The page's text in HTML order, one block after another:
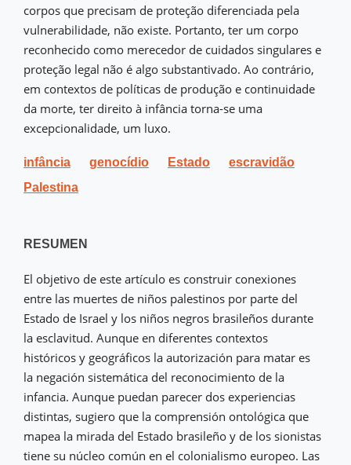
corpos que precisam de proteção diferenciada pela
vulnerabilidade, não existe. Portanto, ter um corpo
reconhecido como merecedor de cuidados singulares e
proteção legal não é algo substantivado. Ao contrário,
em contextos de políticas de produção e continuidade
da morte, ter direito à infância torna-se uma
excepcionalidade, um luxo.
infância genocídio Estado
escravidão
Palestina
RESUMEN
El objetivo de este artículo es construir conexiones
entre las muertes de niños palestinos por parte del
Estado de Israel y los niños negros brasileños durante
la esclavitud. Aunque en diferentes contextos
históricos y geográficos la autorización para matar es
la negación sistemática del reconocimiento de la
infancia. Aunque puedan parecer dos experiencias
distintas, sugiero que la comprensión ontológica que
mapea la mirada del Estado brasileño y de los sionistas
tiene su núcleo común en el colonialismo europeo. Las